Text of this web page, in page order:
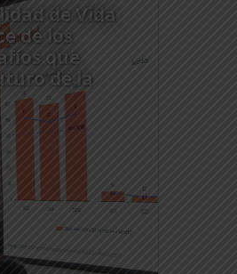
de Vida
de los
que
de la